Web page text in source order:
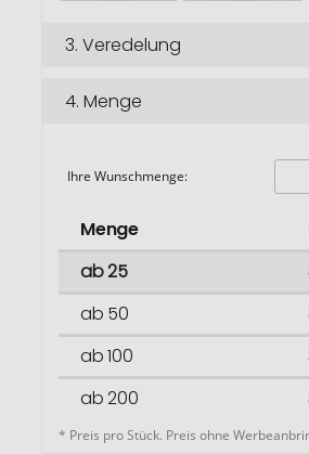
3. Veredelung
4. Menge
Ihre Wunschmenge:
Menge
ab 25
ab 50
ab 100
ab 200
* Preis pro Stück. Preis ohne